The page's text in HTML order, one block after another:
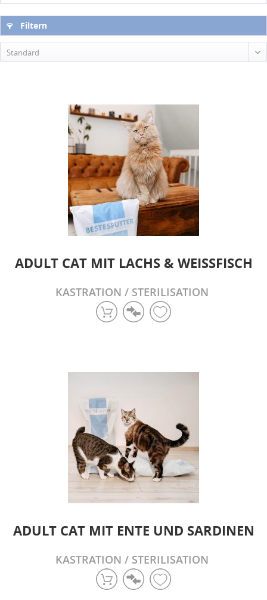
Filtern
Standard
ADULT CAT MIT LACHS & WEISSFISCH
KASTRATION / STERILISATION
ADULT CAT MIT ENTE UND SARDINEN
KASTRATION / STERILISATION